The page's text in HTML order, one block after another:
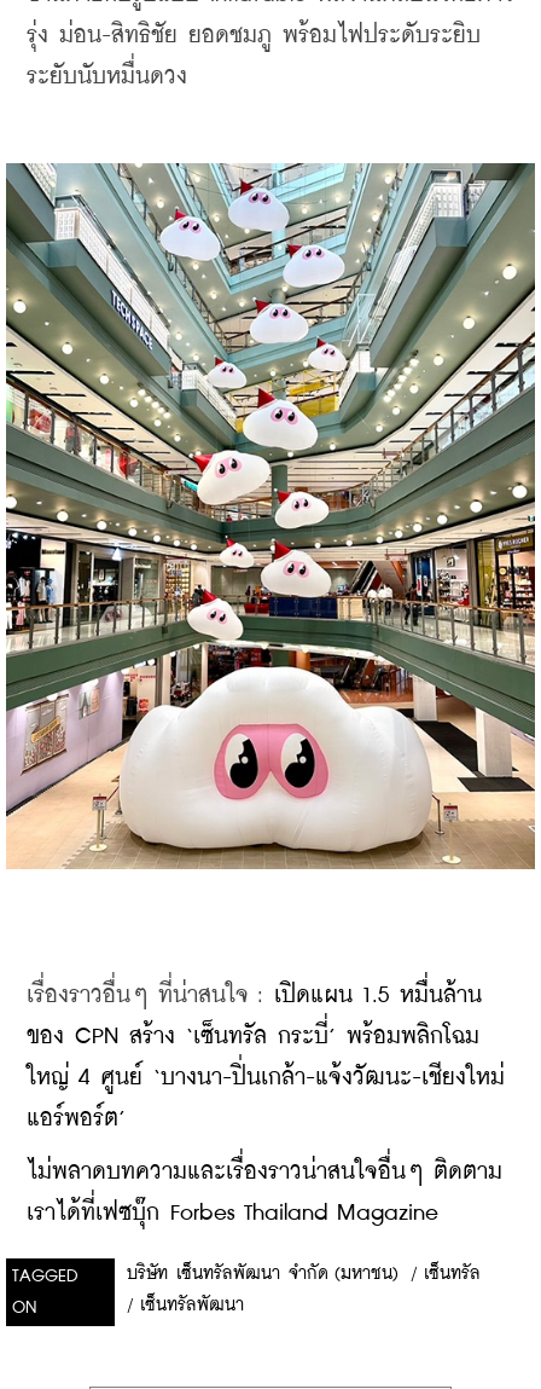
รุ่ง ม่อน-สิทธิชัย ยอดชมภู พร้อมไฟประดับระยิบ
ระยับนับหมื่นดวง
เรื่องราวอื่นๆ ที่น่าสนใจ : เปิดแผน 1.5 หมื่นล้าน
ของ CPN สร้าง ‘เซ็นทรัล กระบี่’ พร้อมพลิกโฉม
ใหญ่ 4 ศูนย์ ‘บางนา-ปิ่นเกล้า-แจ้งวัฒนะ-เชียงใหม่
แอร์พอร์ต’
ไม่พลาดบทความและเรื่องราวน่าสนใจอื่นๆ ติดตาม
เราได้ที่เฟซบุ๊ก Forbes Thailand Magazine
TAGGED
ON
บริษัท เซ็นทรัลพัฒนา จำกัด (มหาชน) / เซ็นทรัล
/ เซ็นทรัลพัฒนา